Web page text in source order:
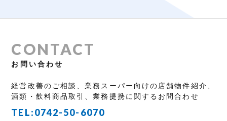
CONTACT
お問い合わせ
経営改善のご相談、業務スーパー向けの店舗物件紹介、
酒類・飲料商品取引、業務提携に関するお問合わせ
TEL:0742-50-6070